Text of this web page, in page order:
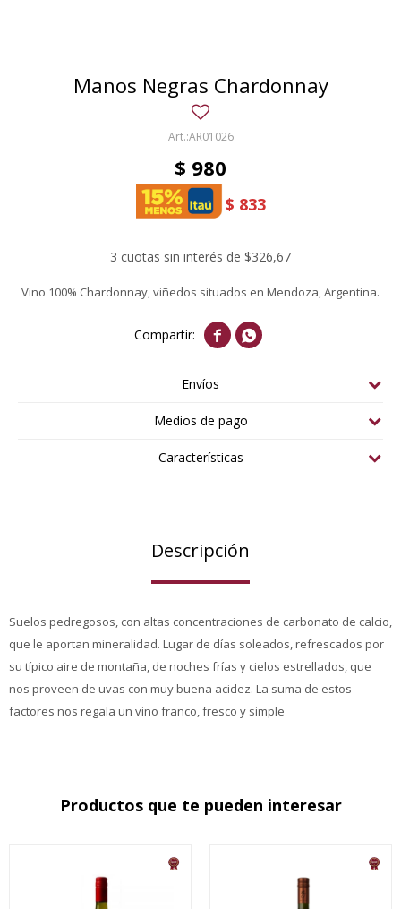
Manos Negras Chardonnay
AR01026
$ 980
$ 833
3 cuotas sin interés de $326,67
Vino 100% Chardonnay, viñedos situados en Mendoza, Argentina.
 
Envíos
Medios de pago
Características
Descripción
Suelos pedregosos, con altas concentraciones de carbonato de calcio,
que le aportan mineralidad. Lugar de días soleados, refrescados por
su típico aire de montaña, de noches frías y cielos estrellados, que
nos proveen de uvas con muy buena acidez. La suma de estos
factores nos regala un vino franco, fresco y simple
Productos que te pueden interesar